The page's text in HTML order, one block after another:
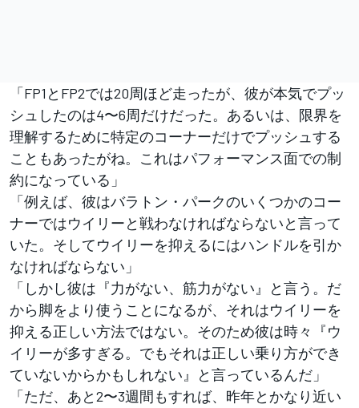
「FP1とFP2では20周ほど走ったが、彼が本気でプッ
シュしたのは4〜6周だけだった。あるいは、限界を
理解するために特定のコーナーだけでプッシュする
こともあったがね。これはパフォーマンス面での制
約になっている」
「例えば、彼はバラトン・パークのいくつかのコー
ナーではウイリーと戦わなければならないと言って
いた。そしてウイリーを抑えるにはハンドルを引か
なければならない」
「しかし彼は『力がない、筋力がない』と言う。だ
から脚をより使うことになるが、それはウイリーを
抑える正しい方法ではない。そのため彼は時々『ウ
イリーが多すぎる。でもそれは正しい乗り方ができ
ていないからかもしれない』と言っているんだ」
「ただ、あと2〜3週間もすれば、昨年とかなり近い